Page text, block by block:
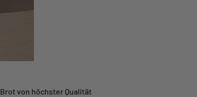
Brot von höchster Qualität